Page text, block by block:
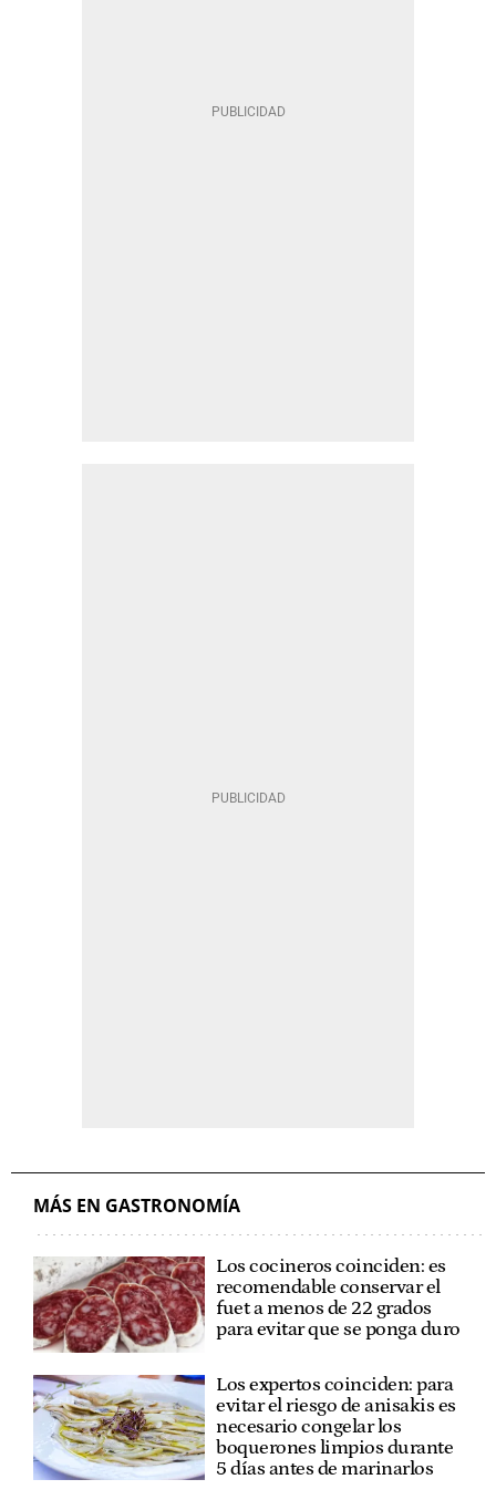
MÁS EN GASTRONOMÍA
Los cocineros coinciden: es
recomendable conservar el
fuet a menos de 22 grados
para evitar que se ponga duro
Los expertos coinciden: para
evitar el riesgo de anisakis es
necesario congelar los
boquerones limpios durante
5 días antes de marinarlos